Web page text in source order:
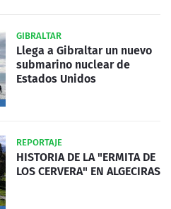
GIBRALTAR
Llega a Gibraltar un nuevo
submarino nuclear de
Estados Unidos
REPORTAJE
HISTORIA DE LA "ERMITA DE
LOS CERVERA" EN ALGECIRAS